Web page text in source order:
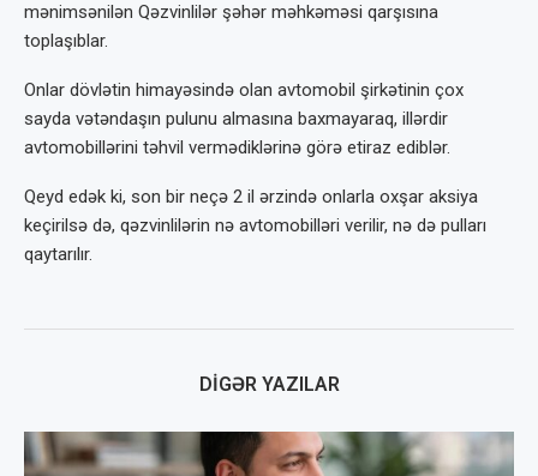
mənimsənilən Qəzvinlilər şəhər məhkəməsi qarşısına
toplaşıblar.
Onlar dövlətin himayəsində olan avtomobil şirkətinin çox
sayda vətəndaşın pulunu almasına baxmayaraq, illərdir
avtomobillərini təhvil vermədiklərinə görə etiraz ediblər.
Qeyd edək ki, son bir neçə 2 il ərzində onlarla oxşar aksiya
keçirilsə də, qəzvinlilərin nə avtomobilləri verilir, nə də pulları
qaytarılır.
DIGƏR YAZILAR